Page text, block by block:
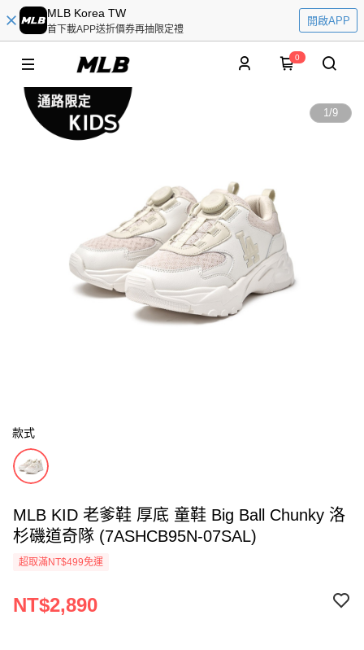
MLB Korea TW
首下載APP送折價券再抽限定禮
開啟APP
0
1/9
款式
MLB KID 老爹鞋 厚底 童鞋 Big Ball Chunky 洛
杉磯道奇隊 (7ASHCB95N-07SAL)
超取滿NT$499免運
NT$2,890